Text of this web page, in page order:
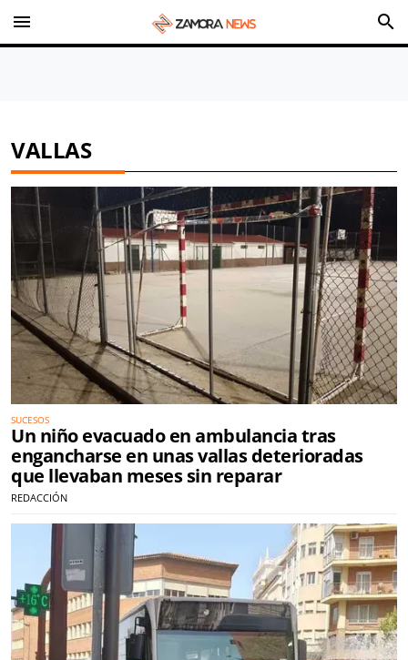
menu search
VALLAS
SUCESOS
Un niño evacuado en ambulancia tras
engancharse en unas vallas deterioradas
que llevaban meses sin reparar
REDACCIÓN